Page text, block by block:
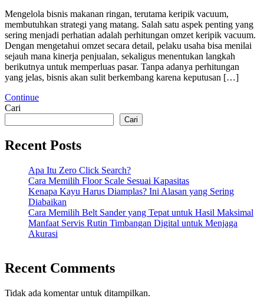
Mengelola bisnis makanan ringan, terutama keripik vacuum,
membutuhkan strategi yang matang. Salah satu aspek penting yang
sering menjadi perhatian adalah perhitungan omzet keripik vacuum.
Dengan mengetahui omzet secara detail, pelaku usaha bisa menilai
sejauh mana kinerja penjualan, sekaligus menentukan langkah
berikutnya untuk memperluas pasar. Tanpa adanya perhitungan
yang jelas, bisnis akan sulit berkembang karena keputusan […]
Continue
Cari
Cari
Recent Posts
Apa Itu Zero Click Search?
Cara Memilih Floor Scale Sesuai Kapasitas
Kenapa Kayu Harus Diamplas? Ini Alasan yang Sering
Diabaikan
Cara Memilih Belt Sander yang Tepat untuk Hasil Maksimal
Manfaat Servis Rutin Timbangan Digital untuk Menjaga
Akurasi
Recent Comments
Tidak ada komentar untuk ditampilkan.